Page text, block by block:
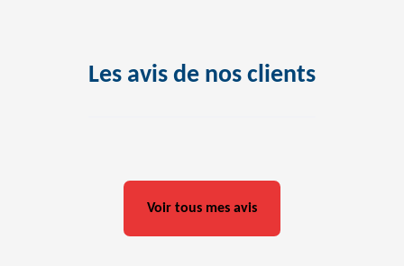
Les avis de nos clients
Voir tous mes avis